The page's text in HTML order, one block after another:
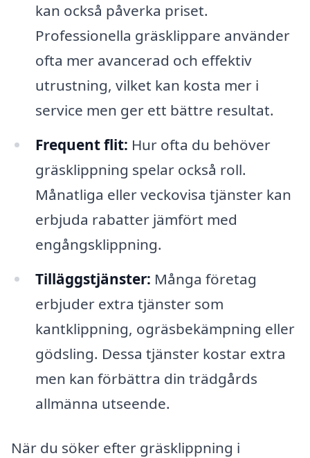
kan också påverka priset.
Professionella gräsklippare använder
ofta mer avancerad och effektiv
utrustning, vilket kan kosta mer i
service men ger ett bättre resultat.
Frequent flit: Hur ofta du behöver
gräsklippning spelar också roll.
Månatliga eller veckovisa tjänster kan
erbjuda rabatter jämfört med
engångsklippning.
Tilläggstjänster: Många företag
erbjuder extra tjänster som
kantklippning, ogräsbekämpning eller
gödsling. Dessa tjänster kostar extra
men kan förbättra din trädgårds
allmänna utseende.
När du söker efter gräsklippning i